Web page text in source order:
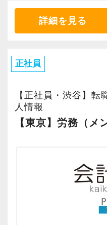
数字が好きで人と関わ
ら、この仕事に向い
お客様からの「あり
いになります！
はじめての仕事には
が、当社は同じ目標
待ちしています！
【求職者へのメッセー
当社では、「こうな
リアプランが明確な
そのため、採用面接
にどうなりたいか？
たとえば希望年収が
どう仕事をすればい
当社は積極的な人に
るというスタイルで
にキャリアアップす
供できるものと考え
私たちが経験してき
の皆さんにお伝えし
うに、多くのお客様
サービスを提供でき
えています。
税理士を目指す方、
そんな向上心溢れる
経験者だからこそ、
思います。
例えば…
「会計業界で数年頑
「残業続きで資格取
もない…」
「新しい分野に挑戦
私共ではこうした経
＼専門的なスキルを
個々の経験やスキル
務の種類や範囲は柔
＜以下は、一例です。
①会計ソフトへの入
た資料作成、業務ソ
成、その他個別業務
参加
③株価算定などの財
④定期的な社内研修
専門知識の補充
【代表からのメッセ
詳細を見る
正社員
【正社員・渋谷】
人情報
【東京】労務（メ